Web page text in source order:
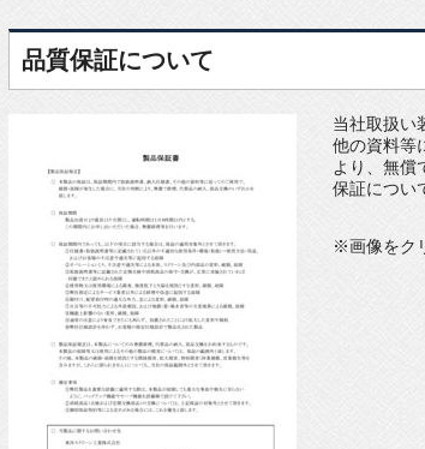
品質保証について
当社取扱い
他の資料等
より、無償
保証につい
※画像をク